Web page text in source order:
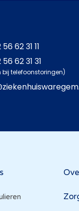
62 31 11
56 62 31 31
bij telefoonstoringen)